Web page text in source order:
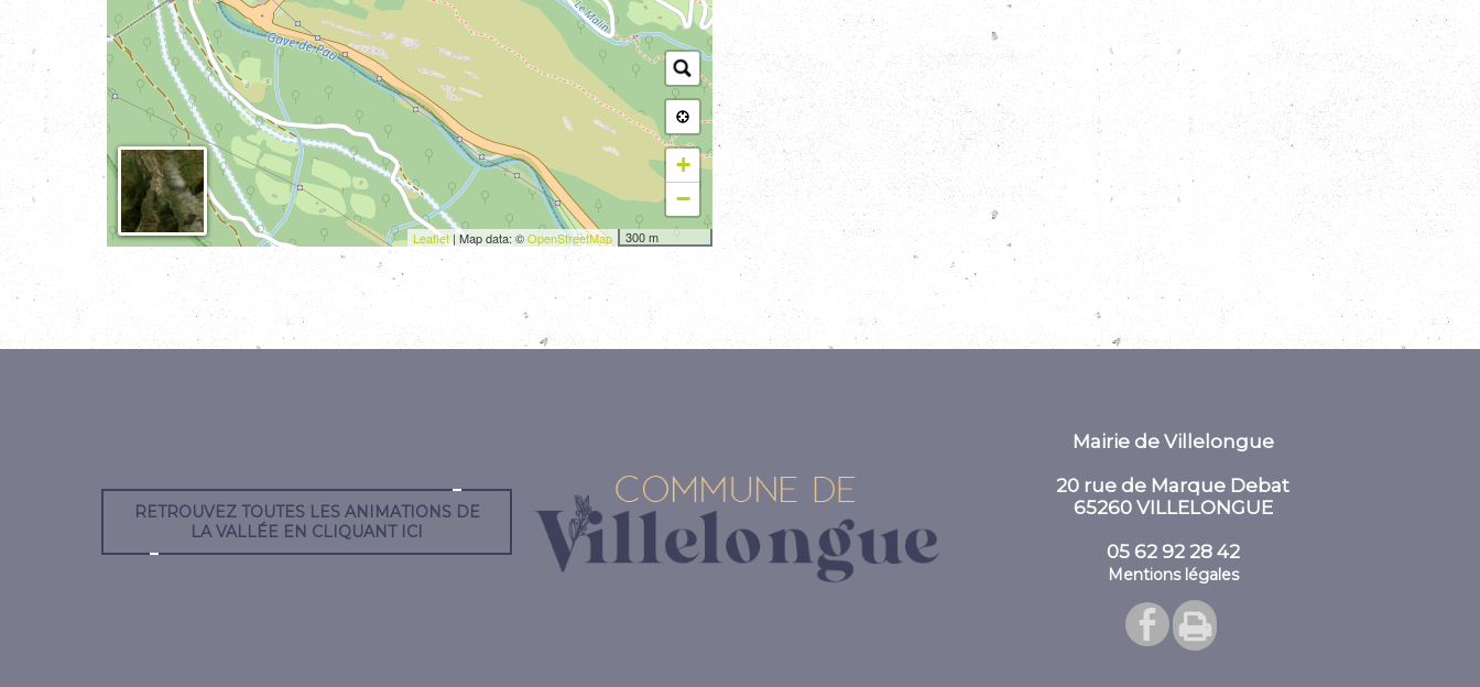
+
−
300 m
Leaflet | Map data: ©OpenStreetMap
RETROUVEZ TOUTES LES ANIMATIONS DE
LA VALLÉE EN CLIQUANT ICI
Mairie de Villelongue
20 rue de Marque Debat
65260 VILLELONGUE
05 62 92 28 42
Mentions légales